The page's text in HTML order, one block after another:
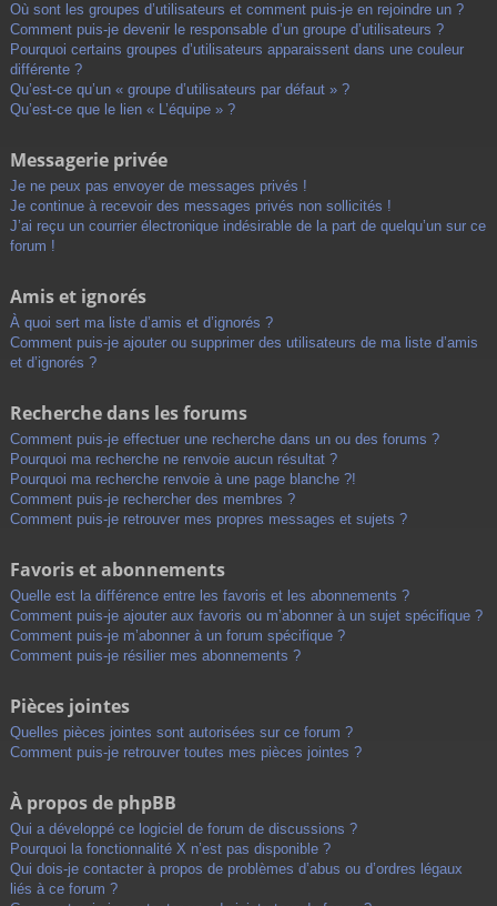
Où sont les groupes d’utilisateurs et comment puis-je en rejoindre un ?
Comment puis-je devenir le responsable d’un groupe d’utilisateurs ?
Pourquoi certains groupes d’utilisateurs apparaissent dans une couleur
différente ?
Qu’est-ce qu’un « groupe d’utilisateurs par défaut » ?
Qu’est-ce que le lien « L’équipe » ?
Messagerie privée
Je ne peux pas envoyer de messages privés !
Je continue à recevoir des messages privés non sollicités !
J’ai reçu un courrier électronique indésirable de la part de quelqu’un sur ce
forum !
Amis et ignorés
À quoi sert ma liste d’amis et d’ignorés ?
Comment puis-je ajouter ou supprimer des utilisateurs de ma liste d’amis
et d’ignorés ?
Recherche dans les forums
Comment puis-je effectuer une recherche dans un ou des forums ?
Pourquoi ma recherche ne renvoie aucun résultat ?
Pourquoi ma recherche renvoie à une page blanche ?!
Comment puis-je rechercher des membres ?
Comment puis-je retrouver mes propres messages et sujets ?
Favoris et abonnements
Quelle est la différence entre les favoris et les abonnements ?
Comment puis-je ajouter aux favoris ou m’abonner à un sujet spécifique ?
Comment puis-je m’abonner à un forum spécifique ?
Comment puis-je résilier mes abonnements ?
Pièces jointes
Quelles pièces jointes sont autorisées sur ce forum ?
Comment puis-je retrouver toutes mes pièces jointes ?
À propos de phpBB
Qui a développé ce logiciel de forum de discussions ?
Pourquoi la fonctionnalité X n’est pas disponible ?
Qui dois-je contacter à propos de problèmes d’abus ou d’ordres légaux
liés à ce forum ?